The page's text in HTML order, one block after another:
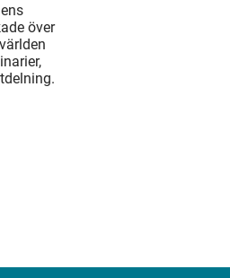
över